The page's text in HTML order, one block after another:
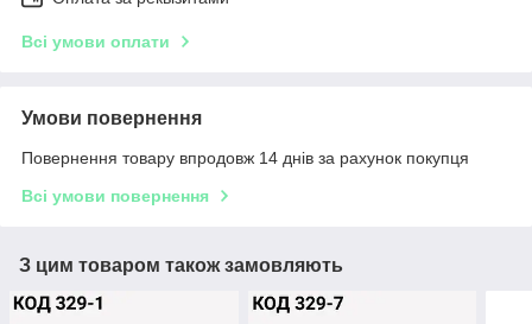
Всі умови оплати
Умови повернення
Повернення товару впродовж 14 днів за рахунок покупця
Всі умови повернення
З цим товаром також замовляють